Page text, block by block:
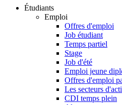
Étudiants
Emploi
Offres d'emploi
Job étudiant
Temps partiel
Stage
Job d'été
Emploi jeune
Offres d'emploi
Les secteurs
CDI temps plein